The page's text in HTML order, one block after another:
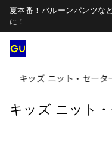
夏本番！バルーンパンツな
に！
キッズ ニット・セータ
キッズ ニット